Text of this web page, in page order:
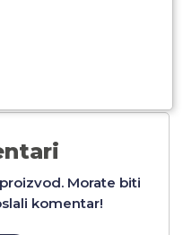
Morate biti
komentar!